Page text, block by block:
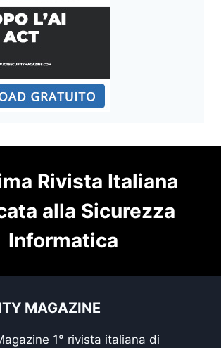
Rivista Italiana
alla Sicurezza
Informatica
MAGAZINE
1° rivista italiana di